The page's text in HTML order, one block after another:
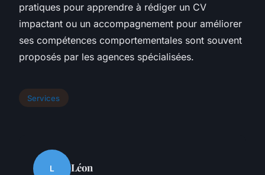
pratiques pour apprendre à rédiger un CV
impactant ou un accompagnement pour améliorer
ses compétences comportementales sont souvent
proposés par les agences spécialisées.
Services
L Léon